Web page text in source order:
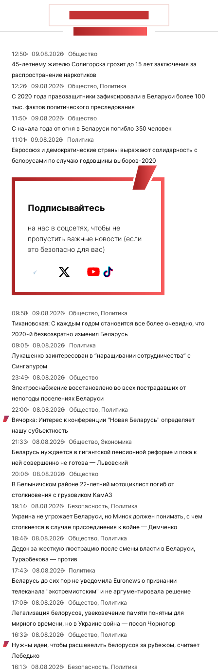
12:50 09.08.2026
Общество
45-летнему жителю Солигорска грозит до 15 лет заключения за
распространение наркотиков
12:26
09.08.2026
Общество, Политика
С 2020 года правозащитники зафиксировали в Беларуси более 100
тыс. фактов политического преследования
11:50
09.08.2026
Общество
С начала года от огня в Беларуси погибло 350 человек
11:01
09.08.2026
Политика
Евросоюз и демократические страны выражают солидарность с
белорусами по случаю годовщины выборов-2020
Подписывайтесь
на нас в соцсетях, чтобы не
пропустить важные новости (если
это безопасно для вас)
09:58 09.08.2026
Общество, Политика
Тихановская: С каждым годом становится все более очевидно, что
2020-й безвозвратно изменил Беларусь
09:05
09.08.2026
Политика
Лукашенко заинтересован в “наращивании сотрудничества” с
Сингапуром
23:49
08.08.2026
Общество
Электроснабжение восстановлено во всех пострадавших от
непогоды поселениях Беларуси
22:00
08.08.2026
Общество, Политика
Вячорка: Интерес к конференции "Новая Беларусь" определяет
нашу субъектность
21:33
08.08.2026
Общество, Экономика
Беларусь нуждается в гигантской пенсионной реформе и пока к
ней совершенно не готова — Львовский
20:06
08.08.2026
Общество
В Белыничском районе 22-летний мотоциклист погиб от
столкновения с грузовиком КамАЗ
19:14
08.08.2026
Безопасность, Политика
Украина не угрожает Беларуси, но Минск должен понимать, с чем
столкнется в случае присоединения к войне — Демченко
18:46
08.08.2026
Общество, Политика
Дедок за жесткую люстрацию после смены власти в Беларуси,
Турарбекова — против
17:43
08.08.2026
Политика
Беларусь до сих пор не уведомила Euronews о признании
телеканала "экстремистским" и не аргументировала решение
17:08
08.08.2026
Общество, Политика
Легализация белорусов, увековечение памяти понятны для
мирного времени, но в Украине война — посол Чорногор
16:32
08.08.2026
Общество, Политика
Нужны идеи, чтобы расшевелить белорусов за рубежом, считает
Лебедько
16:13
08.08.2026
Безопасность, Политика